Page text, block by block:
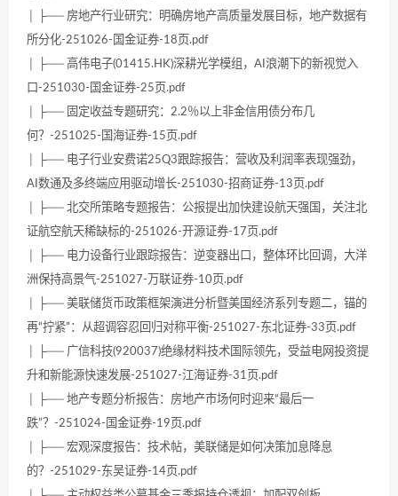
│ ├── 房地产行业研究：明确房地产高质量发展目标，地产数据有
所分化-251026-国金证券-18页.pdf
│ ├── 高伟电子(01415.HK)深耕光学模组，AI浪潮下的新视觉入
口-251030-国金证券-25页.pdf
│ ├── 固定收益专题研究：2.2％以上非金信用债分布几
何？-251025-国海证券-15页.pdf
│ ├── 电子行业安费诺25Q3跟踪报告：营收及利润率表现强劲，
AI数通及多终端应用驱动增长-251030-招商证券-13页.pdf
│ ├── 北交所策略专题报告：公报提出加快建设航天强国，关注北
证航空航天稀缺标的-251026-开源证券-17页.pdf
│ ├── 电力设备行业跟踪报告：逆变器出口，整体环比回调，大洋
洲保持高景气-251027-万联证券-10页.pdf
│ ├── 美联储货币政策框架演进分析暨美国经济系列专题二，锚的
再“拧紧”：从超调容忍回归对称平衡-251027-东北证券-33页.pdf
│ ├── 广信科技(920037)绝缘材料技术国际领先，受益电网投资提
升和新能源快速发展-251027-江海证券-31页.pdf
│ ├── 地产专题分析报告：房地产市场何时迎来“最后一
跌”？-251024-国金证券-19页.pdf
│ ├── 宏观深度报告：技术帖，美联储是如何决策加息降息
的？-251029-东吴证券-14页.pdf